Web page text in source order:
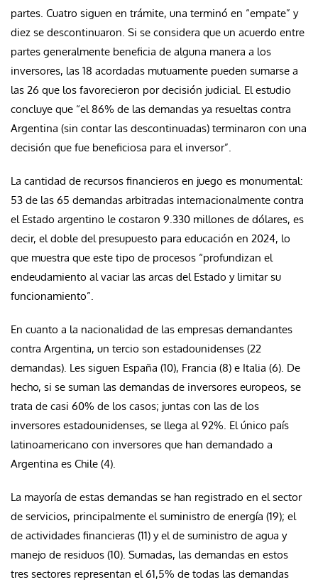
partes. Cuatro siguen en trámite, una terminó en “empate” y
diez se descontinuaron. Si se considera que un acuerdo entre
partes generalmente beneficia de alguna manera a los
inversores, las 18 acordadas mutuamente pueden sumarse a
las 26 que los favorecieron por decisión judicial. El estudio
concluye que “el 86% de las demandas ya resueltas contra
Argentina (sin contar las descontinuadas) terminaron con una
decisión que fue beneficiosa para el inversor”.
La cantidad de recursos financieros en juego es monumental:
53 de las 65 demandas arbitradas internacionalmente contra
el Estado argentino le costaron 9.330 millones de dólares, es
decir, el doble del presupuesto para educación en 2024, lo
que muestra que este tipo de procesos “profundizan el
endeudamiento al vaciar las arcas del Estado y limitar su
funcionamiento”.
En cuanto a la nacionalidad de las empresas demandantes
contra Argentina, un tercio son estadounidenses (22
demandas). Les siguen España (10), Francia (8) e Italia (6). De
hecho, si se suman las demandas de inversores europeos, se
trata de casi 60% de los casos; juntas con las de los
inversores estadounidenses, se llega al 92%. El único país
latinoamericano con inversores que han demandado a
Argentina es Chile (4).
La mayoría de estas demandas se han registrado en el sector
de servicios, principalmente el suministro de energía (19); el
de actividades financieras (11) y el de suministro de agua y
manejo de residuos (10). Sumadas, las demandas en estos
tres sectores representan el 61,5% de todas las demandas